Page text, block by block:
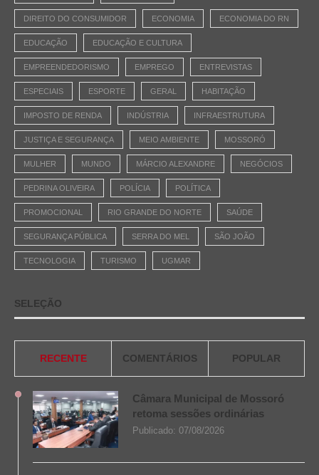
DIREITO DO CONSUMIDOR ECONOMIA ECONOMIA DO RN
EDUCAÇÃO EDUCAÇÃO E CULTURA
EMPREENDEDORISMO EMPREGO ENTREVISTAS
ESPECIAIS ESPORTE GERAL HABITAÇÃO
IMPOSTO DE RENDA INDÚSTRIA INFRAESTRUTURA
JUSTIÇA E SEGURANÇA MEIO AMBIENTE MOSSORÓ
MULHER MUNDO MÁRCIO ALEXANDRE NEGÓCIOS
PEDRINA OLIVEIRA POLÍCIA POLÍTICA
PROMOCIONAL RIO GRANDE DO NORTE SAÚDE
SEGURANÇA PÚBLICA SERRA DO MEL SÃO JOÃO
TECNOLOGIA TURISMO UGMAR
SELEÇÃO
RECENTE COMENTÁRIOS POPULAR
Câmara Municipal de Mossoró
retoma sessões ordinárias
Publicado: 07/08/2026